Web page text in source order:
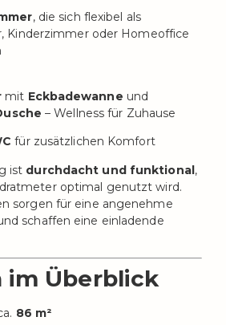
, die sich flexibel als
Kinderzimmer oder Homeoffice
mit Eckbadewanne und
– Wellness für Zuhause
für zusätzlichen Komfort
ist durchdacht und funktional,
optimal genutzt wird.
sorgen für eine angenehme
schaffen eine einladende
im Überblick
86 m²